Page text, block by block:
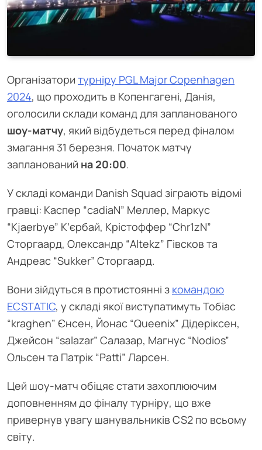
Організатори турніру PGL Major Copenhagen
2024, що проходить в Копенгагені, Данія,
оголосили склади команд для запланованого
шоу-матчу, який відбудеться перед фіналом
змагання 31 березня. Початок матчу
запланований на 20:00.
У складі команди Danish Squad зіграють відомі
гравці: Каспер “cadiaN” Меллер, Маркус
“Kjaerbye” К’єрбай, Крістоффер “Chr1zN”
Сторгаард, Олександр “Altekz” Гівсков та
Андреас “Sukker” Сторгаард.
Вони зійдуться в протистоянні з командою
ECSTATIC, у складі якої виступатимуть Тобіас
“kraghen” Єнсен, Йонас “Queenix” Дідеріксен,
Джейсон “salazar” Салазар, Магнус “Nodios”
Ольсен та Патрік “Patti” Ларсен.
Цей шоу-матч обіцяє стати захоплюючим
доповненням до фіналу турніру, що вже
привернув увагу шанувальників CS2 по всьому
світу.